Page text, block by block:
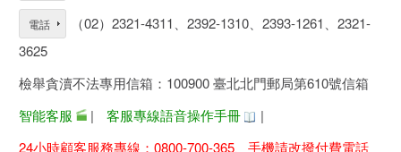
電話
（02）2321-4311、2392-1310、2393-1261、2321-
3625
檢舉貪瀆不法專用信箱：100900 臺北北門郵局第610號信箱
智能客服
| 客服專線語音操作手冊
|
24小時顧客服務專線：0800-700-365、手機請改撥付費電話